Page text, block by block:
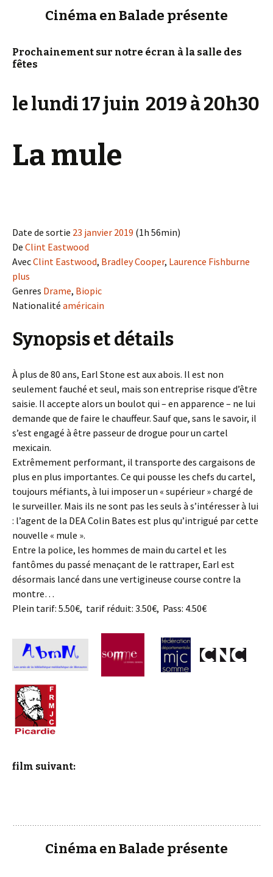
Cinéma en Balade présente
Prochainement sur notre écran à la salle des
fêtes
le lundi 17 juin 2019 à 20h30
La mule
Date de sortie 23 janvier 2019 (1h 56min)
De Clint Eastwood
AvecClint Eastwood, Bradley Cooper, Laurence Fishburne
plus
Genres Drame, Biopic
Nationalité américain
Synopsis et détails
À plus de 80 ans, Earl Stone est aux abois. Il est non
seulement fauché et seul, mais son entreprise risque d’être
saisie. Il accepte alors un boulot qui – en apparence – ne lui
demande que de faire le chauffeur. Sauf que, sans le savoir, il
s’est engagé à être passeur de drogue pour un cartel
mexicain.
Extrêmement performant, il transporte des cargaisons de
plus en plus importantes. Ce qui pousse les chefs du cartel,
toujours méfiants, à lui imposer un « supérieur » chargé de
le surveiller. Mais ils ne sont pas les seuls à s’intéresser à lui
: l’agent de la DEA Colin Bates est plus qu’intrigué par cette
nouvelle « mule ».
Entre la police, les hommes de main du cartel et les
fantômes du passé menaçant de le rattraper, Earl est
désormais lancé dans une vertigineuse course contre la
montre…
Plein tarif: 5.50€, tarif réduit: 3.50€, Pass: 4.50€
film suivant:
Cinéma en Balade présente